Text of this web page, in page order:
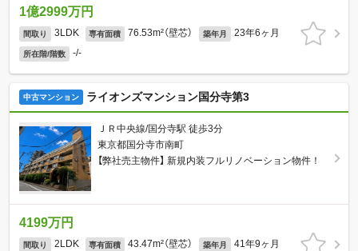
1億2999万円
間取り 3LDK 専有面積 76.53m²（壁芯） 築年月 23年6ヶ月
所在階/階数 -/-
中古マンション ライオンズマンション国分寺第3
ＪＲ中央線/国分寺駅 徒歩3分
東京都国分寺市南町
【弊社売主物件】 新規内装フルリノベーション物件！
4199万円
間取り 2LDK 専有面積 43.47m²（壁芯） 築年月 41年9ヶ月